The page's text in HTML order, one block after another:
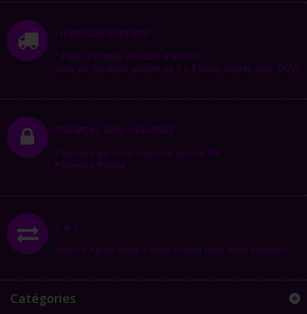
LIVRAISON GRATUITE *
* Pour la France dès 35 € d'achats.
Délai de livraison moyen de 3 à 9 jours ouvrés (voir CGV)
PAIEMENT 100% SÉCURISÉ
Paiement par carte bancaire secure 3D.
Paiement Paypal
S.A.V.
Service Après Vente à votre écoute pour vous satisfaire.
Catégories